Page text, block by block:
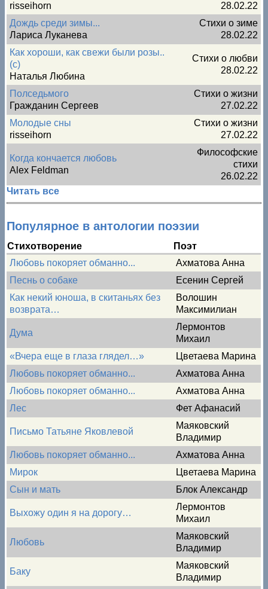
risseihorn
28.02.22
Дождь среди зимы...
Лариса Луканева
Стихи о зиме
28.02.22
Как хороши, как свежи были розы..
(с)
Наталья Любина
Стихи о любви
28.02.22
Полседьмого
Гражданин Сергеев
Стихи о жизни
27.02.22
Молодые сны
risseihorn
Стихи о жизни
27.02.22
Когда кончается любовь
Alex Feldman
Философские
стихи
26.02.22
Читать все
Популярное в антологии поэзии
Стихотворение
Поэт
Любовь покоряет обманно...
Ахматова Анна
Песнь о собаке
Есенин Сергей
Как некий юноша, в скитаньях без
возврата…
Волошин
Максимилиан
Дума
Лермонтов
Михаил
«Вчера еще в глаза глядел…»
Цветаева Марина
Любовь покоряет обманно...
Ахматова Анна
Любовь покоряет обманно...
Ахматова Анна
Лес
Фет Афанасий
Письмо Татьяне Яковлевой
Маяковский
Владимир
Любовь покоряет обманно...
Ахматова Анна
Мирок
Цветаева Марина
Сын и мать
Блок Александр
Выхожу один я на дорогу…
Лермонтов
Михаил
Любовь
Маяковский
Владимир
Баку
Маяковский
Владимир